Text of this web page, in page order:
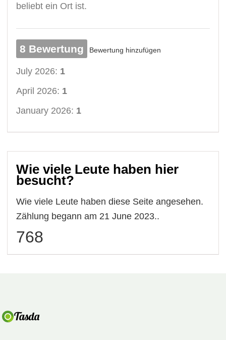
beliebt ein Ort ist.
8 Bewertung Bewertung hinzufügen
July 2026: 1
April 2026: 1
January 2026: 1
Wie viele Leute haben hier
besucht?
Wie viele Leute haben diese Seite angesehen.
Zählung begann am 21 June 2023..
768